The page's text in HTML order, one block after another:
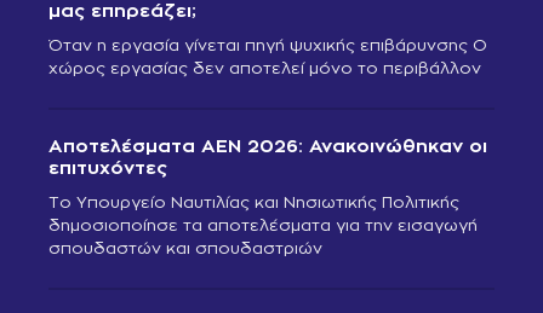
μας επηρεάζει;
Όταν η εργασία γίνεται πηγή ψυχικής επιβάρυνσης Ο
χώρος εργασίας δεν αποτελεί μόνο το περιβάλλον
Αποτελέσματα ΑΕΝ 2026: Ανακοινώθηκαν οι
επιτυχόντες
Το Υπουργείο Ναυτιλίας και Νησιωτικής Πολιτικής
δημοσιοποίησε τα αποτελέσματα για την εισαγωγή
σπουδαστών και σπουδαστριών